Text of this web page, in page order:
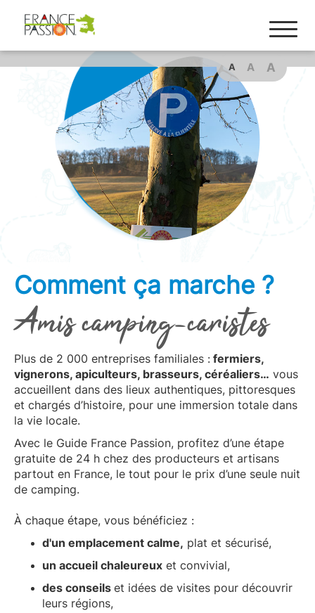
A A A
Comment ça marche ?
Amis camping-caristes
Plus de 2 000 entreprises familiales : fermiers,
vignerons, apiculteurs, brasseurs, céréaliers… vous
accueillent dans des lieux authentiques, pittoresques
et chargés d’histoire, pour une immersion totale dans
la vie locale.
Avec le Guide France Passion, profitez d’une étape
gratuite de 24 h chez des producteurs et artisans
partout en France, le tout pour le prix d’une seule nuit
de camping.
À chaque étape, vous bénéficiez :
d'un emplacement calme, plat et sécurisé,
un accueil chaleureux et convivial,
des conseils et idées de visites pour découvrir
leurs régions,